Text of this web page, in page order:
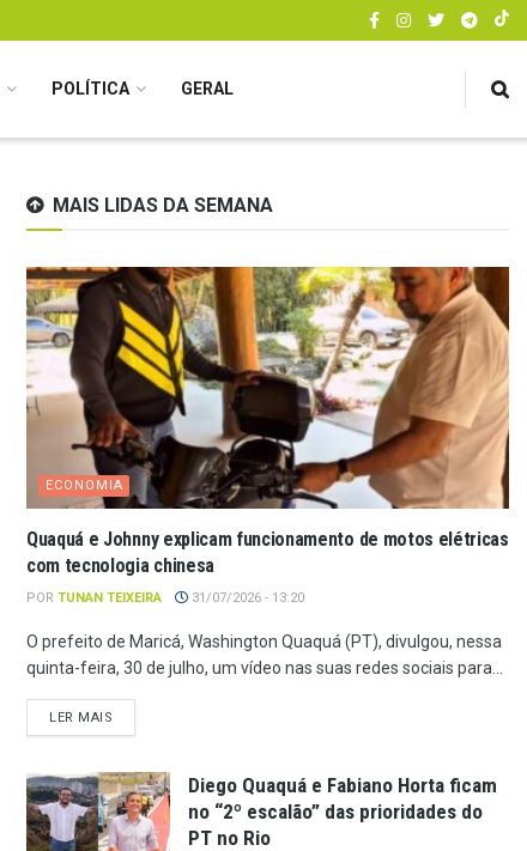
POLÍTICA GERAL
MAIS LIDAS DA SEMANA
ECONOMIA
Quaquá e Johnny explicam funcionamento de motos elétricas
com tecnologia chinesa
POR TUNAN TEIXEIRA 31/07/2026 - 13:20
O prefeito de Maricá, Washington Quaquá (PT), divulgou, nessa
quinta-feira, 30 de julho, um vídeo nas suas redes sociais para...
LER MAIS
Diego Quaquá e Fabiano Horta ficam
no “2º escalão” das prioridades do
PT no Rio